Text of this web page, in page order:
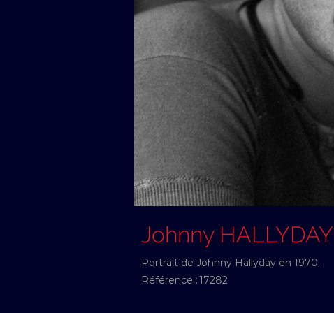
Johnny HALLYDAY
Portrait de Johnny Hallyday en 1970.
Référence :17282